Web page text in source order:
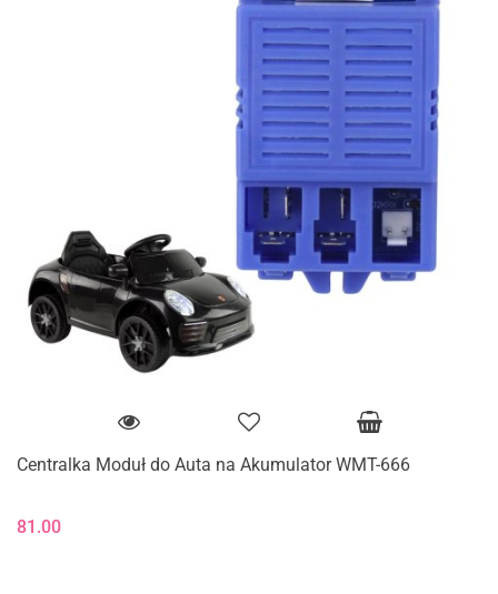
Centralka Moduł do Auta na Akumulator WMT-666
81.00